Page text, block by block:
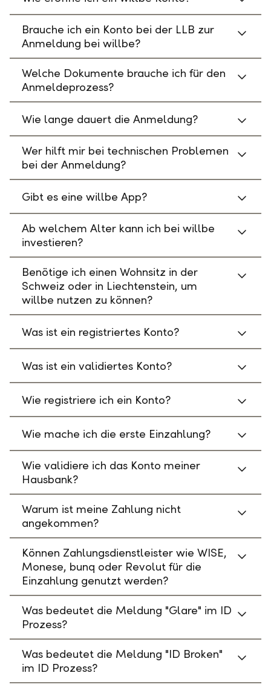
Brauche ich ein Konto bei der LLB zur
Anmeldung bei willbe?
Welche Dokumente brauche ich für den
Anmeldeprozess?
Wie lange dauert die Anmeldung?
Wer hilft mir bei technischen Problemen
bei der Anmeldung?
Gibt es eine willbe App?
Ab welchem Alter kann ich bei willbe
investieren?
Benötige ich einen Wohnsitz in der
Schweiz oder in Liechtenstein, um
willbe nutzen zu können?
Was ist ein registriertes Konto?
Was ist ein validiertes Konto?
Wie registriere ich ein Konto?
Wie mache ich die erste Einzahlung?
Wie validiere ich das Konto meiner
Hausbank?
Warum ist meine Zahlung nicht
angekommen?
Können Zahlungsdienstleister wie WISE,
Monese, bunq oder Revolut für die
Einzahlung genutzt werden?
Was bedeutet die Meldung "Glare" im ID
Prozess?
Was bedeutet die Meldung "ID Broken"
im ID Prozess?